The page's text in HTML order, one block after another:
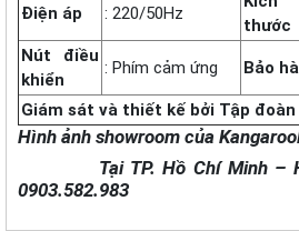
Điện áp : 220/50Hz
thước
Nút điều
khiển
: Phím cảm ứng Bảo
Giám sát và thiết kế bởi Tập đoàn
Hình ảnh showroom của
Tại TP. Hồ Chí Minh –
0903.582.983